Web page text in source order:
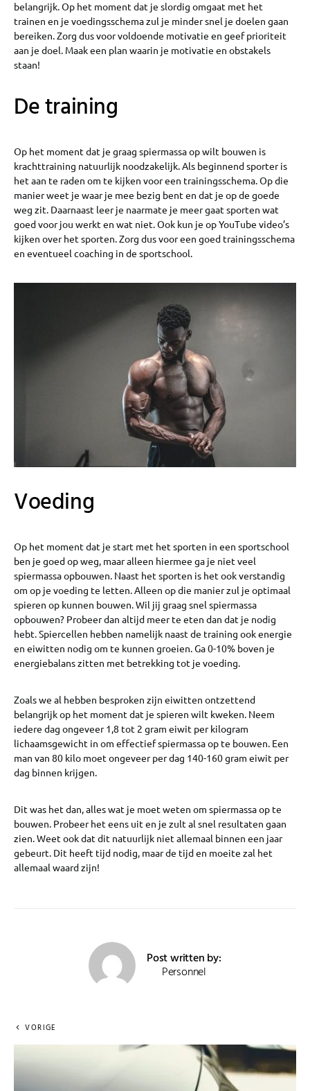
belangrijk. Op het moment dat je slordig omgaat met het
trainen en je voedingsschema zul je minder snel je doelen gaan
bereiken. Zorg dus voor voldoende motivatie en geef prioriteit
aan je doel. Maak een plan waarin je motivatie en obstakels
staan!
De training
Op het moment dat je graag spiermassa op wilt bouwen is
krachttraining natuurlijk noodzakelijk. Als beginnend sporter is
het aan te raden om te kijken voor een trainingsschema. Op die
manier weet je waar je mee bezig bent en dat je op de goede
weg zit. Daarnaast leer je naarmate je meer gaat sporten wat
goed voor jou werkt en wat niet. Ook kun je op YouTube video’s
kijken over het sporten. Zorg dus voor een goed trainingsschema
en eventueel coaching in de sportschool.
Voeding
Op het moment dat je start met het sporten in een sportschool
ben je goed op weg, maar alleen hiermee ga je niet veel
spiermassa opbouwen. Naast het sporten is het ook verstandig
om op je voeding te letten. Alleen op die manier zul je optimaal
spieren op kunnen bouwen. Wil jij graag snel spiermassa
opbouwen? Probeer dan altijd meer te eten dan dat je nodig
hebt. Spiercellen hebben namelijk naast de training ook energie
en eiwitten nodig om te kunnen groeien. Ga 0-10% boven je
energiebalans zitten met betrekking tot je voeding.
Zoals we al hebben besproken zijn eiwitten ontzettend
belangrijk op het moment dat je spieren wilt kweken. Neem
iedere dag ongeveer 1,8 tot 2 gram eiwit per kilogram
lichaamsgewicht in om effectief spiermassa op te bouwen. Een
man van 80 kilo moet ongeveer per dag 140-160 gram eiwit per
dag binnen krijgen.
Dit was het dan, alles wat je moet weten om spiermassa op te
bouwen. Probeer het eens uit en je zult al snel resultaten gaan
zien. Weet ook dat dit natuurlijk niet allemaal binnen een jaar
gebeurt. Dit heeft tijd nodig, maar de tijd en moeite zal het
allemaal waard zijn!
Post written by:
Personnel
VORIGE